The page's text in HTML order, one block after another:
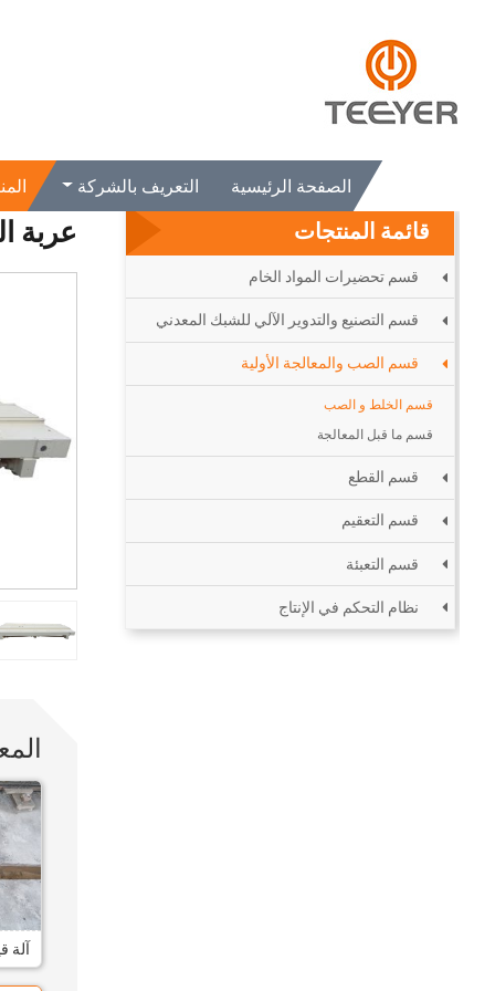
الصفحة الرئيسية التعريف بالشركة
الصفحة الرئيسية المنتجات قسم الصب والمعالجة الأولية قسم
عربة
آلة
قائمة المنتجات
قسم تحضيرات المواد الخام
قسم التصنيع والتدوير الآلي للشبك المعدني
قسم الصب والمعالجة الأولية
قسم الخلط و الصب
قسم ما قبل المعالجة
قسم القطع
قسم التعقيم
قسم التعبئة
نظام التحكم في الإنتاج